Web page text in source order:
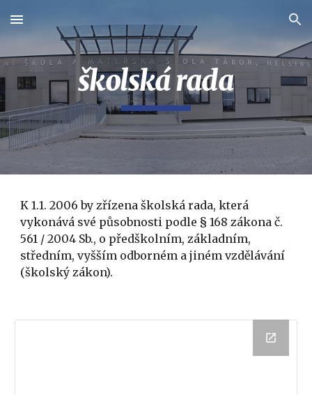
Skip to main content Skip to navigation
školská rada
K 1.1. 2006 by zřízena školská rada, která
vykonává své působnosti podle § 168 zákona č.
561 / 2004 Sb., o předškolním, základním,
středním, vyšším odborném a jiném vzdělávání
(školský zákon).